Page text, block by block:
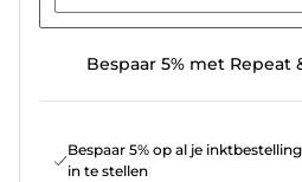
Bespaar 5% met Repeat
Bespaar 5% op al je
in te stellen